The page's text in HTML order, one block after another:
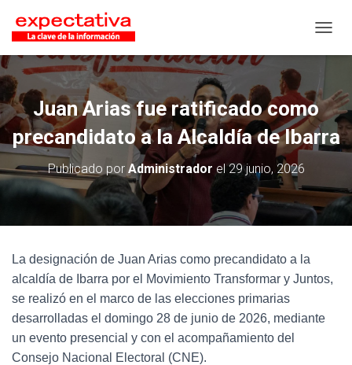
Juan Arias fue ratificado como
precandidato a la Alcaldía de Ibarra
Publicado por Administrador el29 junio, 2026
La designación de Juan Arias como precandidato a la
alcaldía de Ibarra por el Movimiento Transformar y Juntos,
se realizó en el marco de las elecciones primarias
desarrolladas el domingo 28 de junio de 2026, mediante
un evento presencial y con el acompañamiento del
Consejo Nacional Electoral (CNE).